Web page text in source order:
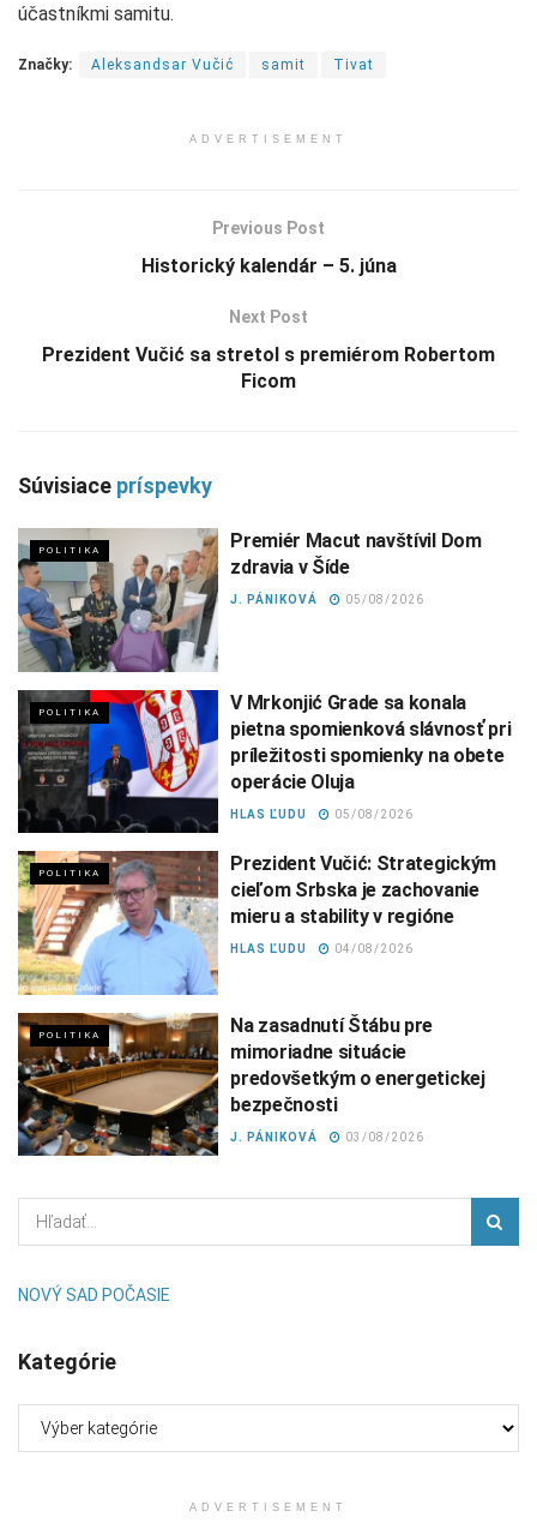
účastníkmi samitu.
Značky: Aleksandsar Vučić samit Tivat
ADVERTISEMENT
Previous Post
Historický kalendár – 5. júna
Next Post
Prezident Vučić sa stretol s premiérom Robertom
Ficom
Súvisiace príspevky
POLITIKA
Premiér Macut navštívil Dom
zdravia v Šíde
J. PÁNIKOVÁ 05/08/2026
POLITIKA
V Mrkonjić Grade sa konala
pietna spomienková slávnosť pri
príležitosti spomienky na obete
operácie Oluja
HLAS ĽUDU 05/08/2026
POLITIKA
Prezident Vučić: Strategickým
cieľom Srbska je zachovanie
mieru a stability v regióne
HLAS ĽUDU 04/08/2026
POLITIKA
Na zasadnutí Štábu pre
mimoriadne situácie
predovšetkým o energetickej
bezpečnosti
J. PÁNIKOVÁ 03/08/2026
NOVÝ SAD POČASIE
Kategórie
ADVERTISEMENT